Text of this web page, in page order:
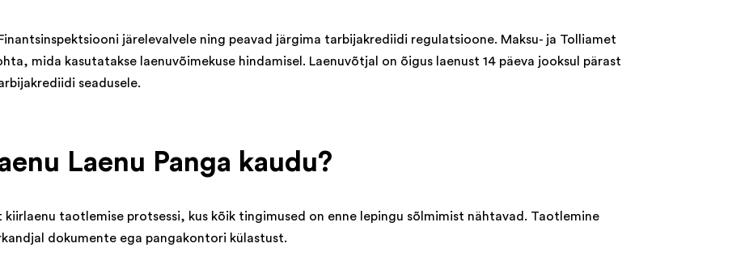
järelevalvele ning peavad järgima tarbijakrediidi regulatsioone. Maksu- ja Tolliamet
mida kasutatakse laenuvõimekuse hindamisel. Laenuvõtjal on õigus laenust 14 päeva jooksul pärast
seadusele.
Laenu Panga kaudu?
kiirlaenu taotlemise protsessi, kus kõik tingimused on enne lepingu sõlmimist nähtavad. Taotlemine
dokumente ega pangakontori külastust.